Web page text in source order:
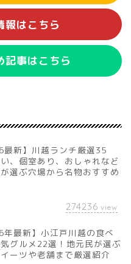
報はこちら
記事はこちら
最新】川越ランチ厳選35
、個室あり、おしゃれなど
選ぶ穴場から名物おすすめ
274236 view
年最新】小江戸川越の食べ
グルメ22選！地元民が選ぶ
ーツや老舗まで厳選紹介